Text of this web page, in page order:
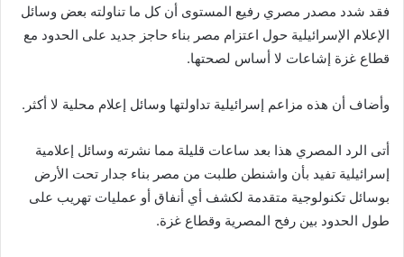
فقد شدد مصدر مصري رفيع المستوى أن كل ما تناولته بعض وسائل
الإعلام الإسرائيلية حول اعتزام مصر بناء حاجز جديد على الحدود مع
قطاع غزة إشاعات لا أساس لصحتها.
وأضاف أن هذه مزاعم إسرائيلية تداولتها وسائل إعلام محلية لا أكثر.
أتى الرد المصري هذا بعد ساعات قليلة مما نشرته وسائل إعلامية
إسرائيلية تفيد بأن واشنطن طلبت من مصر بناء جدار تحت الأرض
بوسائل تكنولوجية متقدمة لكشف أي أنفاق أو عمليات تهريب على
طول الحدود بين رفح المصرية وقطاع غزة.